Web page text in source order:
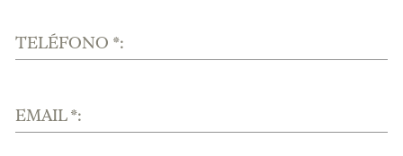
TELÉFONO *:
EMAIL *: